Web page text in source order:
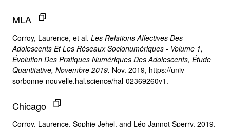
MLA
Corroy, Laurence, et al. Les Relations Affectives Des
Adolescents Et Les Réseaux Socionumériques - Volume 1,
Évolution Des Pratiques Numériques Des Adolescents, Étude
Quantitative, Novembre 2019. Nov. 2019, https://univ-
sorbonne-nouvelle.hal.science/hal-02369260v1.
Chicago
Corroy, Laurence, Sophie Jehel, and Léo Jannot Sperry. 2019.